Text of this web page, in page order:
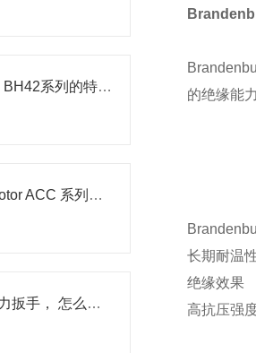
Labom 压力表 BH42系列的特点和应用
意大利 Mini Motor ACC 系列（AC/DC 通用同轴齿轮减速电机）型号清单
Bahco 数字扭力扳手， 怎么调整扭矩设定值
的绝缘能
长期耐温
绝缘效果
高抗压强